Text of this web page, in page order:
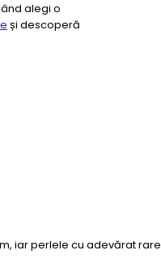
alegi o
și descoperă
iar perlele cu adevărat